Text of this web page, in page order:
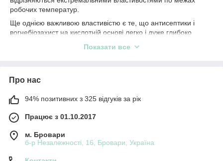
робочих температур.
Ще однією важливою властивістю є те, що антисептики і
вогнебіозахист на кислотній основі легко і дуже глибоко
для сольових сумішей.
Показати все
Про нас
94% позитивних з 325 відгуків за рік
Працює з 01.10.2017
м. Бровари
б-р Незалежності, 16, Бровари, Україна